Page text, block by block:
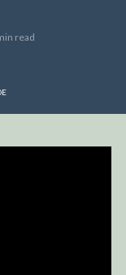
read